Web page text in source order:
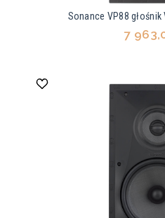
Sonance VP88
7